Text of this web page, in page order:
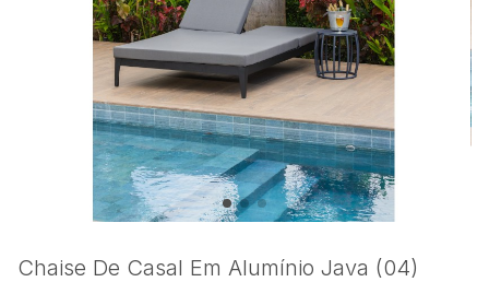
Chaise De Casal Em Alumínio Java (04)